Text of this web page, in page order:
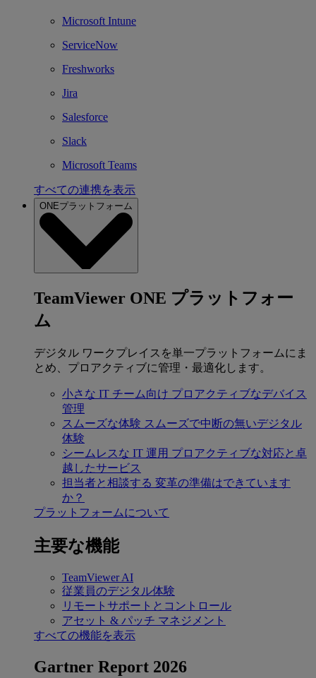
Microsoft Intune
ServiceNow
Freshworks
Jira
Salesforce
Slack
Microsoft Teams
すべての連携を表示
ONEプラットフォーム
TeamViewer ONE プラットフォー
ム
デジタル ワークプレイスを単一プラットフォームにま
とめ、プロアクティブに管理・最適化します。
小さな IT チーム向け プロアクティブなデバイス
管理
スムーズな体験 スムーズで中断の無いデジタル
体験
シームレスな IT 運用 プロアクティブな対応と卓
越したサービス
担当者と相談する 変革の準備はできています
か？
プラットフォームについて
主要な機能
TeamViewer AI
従業員のデジタル体験
リモートサポートとコントロール
アセット & パッチ マネジメント
すべての機能を表示
Gartner Report 2026